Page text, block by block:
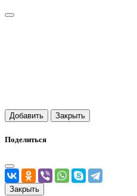
Добавить Закрыть
Поделиться
Закрыть